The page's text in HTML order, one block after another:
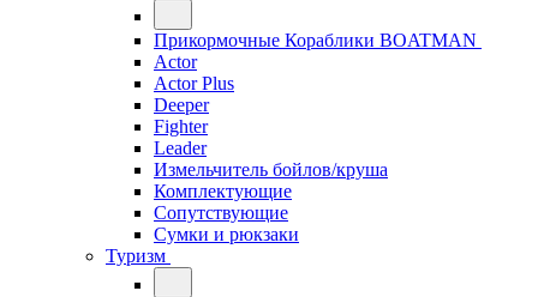
Прикормочные Кораблики BOATMAN
Actor
Actor Plus
Deeper
Fighter
Leader
Измельчитель бойлов/круша
Комплектующие
Сопутствующие
Сумки и рюкзаки
Туризм